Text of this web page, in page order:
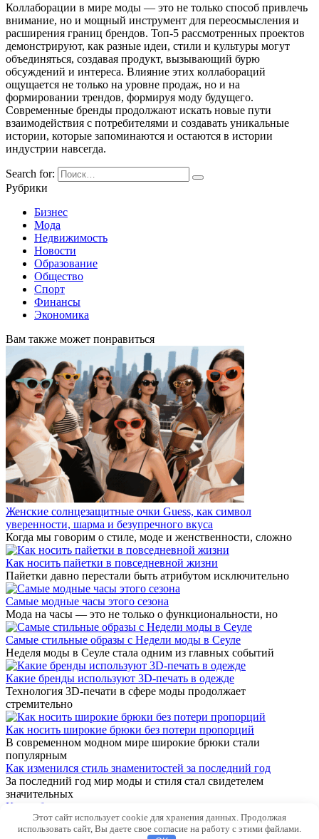
Коллаборации в мире моды — это не только способ привлечь
внимание, но и мощный инструмент для переосмысления и
расширения границ брендов. Топ-5 рассмотренных проектов
демонстрируют, как разные идеи, стили и культуры могут
объединяться, создавая продукт, вызывающий бурю
обсуждений и интереса. Влияние этих коллабораций
ощущается не только на уровне продаж, но и на
формировании трендов, формируя моду будущего.
Современные бренды продолжают искать новые пути
взаимодействия с потребителями и создавать уникальные
истории, которые запоминаются и остаются в истории
индустрии навсегда.
Search for:
Рубрики
Бизнес
Мода
Недвижимость
Новости
Образование
Общество
Спорт
Финансы
Экономика
Вам также может понравиться
Женские солнцезащитные очки Guess, как символ
уверенности, шарма и безупречного вкуса
Когда мы говорим о стиле, моде и женственности, сложно
Как носить пайетки в повседневной жизни
Пайетки давно перестали быть атрибутом исключительно
Самые модные часы этого сезона
Мода на часы — это не только о функциональности, но
Самые стильные образы с Недели моды в Сеуле
Неделя моды в Сеуле стала одним из главных событий
Какие бренды используют 3D-печать в одежде
Технология 3D-печати в сфере моды продолжает
стремительно
Как носить широкие брюки без потери пропорций
В современном модном мире широкие брюки стали
популярным
Как изменился стиль знаменитостей за последний год
За последний год мир моды и стиля стал свидетелем
значительных
Какие бренды инвестируют в виртуальную моду
В последние годы виртуальная мода становится все более
© 2026 Новости
Этот сайт использует cookie для хранения данных. Продолжая
использовать сайт, Вы даете свое согласие на работу с этими файлами.